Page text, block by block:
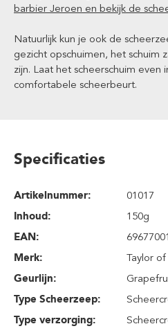
barbier Jeroen en bekijk de
Natuurlijk kun je ook de
gezicht opschuimen, het schuim
zijn. Laat het scheerschuim even
comfortabele scheerbeurt.
Specificaties
Artikelnummer:
01017
Inhoud:
150g
EAN:
Merk:
Taylor
Geurlijn:
Type Scheerzeep:
Type verzorging: